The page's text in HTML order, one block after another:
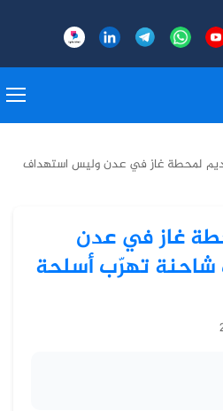
لمحطة غاز في عدن وليس استهداف
غاز في عدن
تهرّب أسلحة